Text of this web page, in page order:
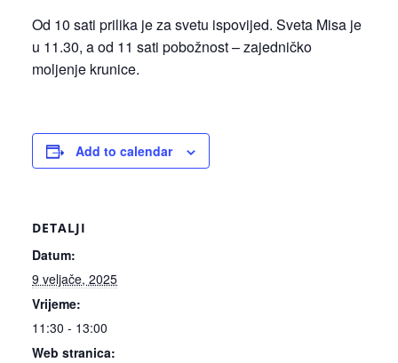
Od 10 sati prilika je za svetu ispovijed. Sveta Misa je
u 11.30, a od 11 sati pobožnost – zajedničko
moljenje krunice.
Add to calendar
DETALJI
Datum:
9 veljače, 2025
Vrijeme:
11:30 - 13:00
Web stranica: